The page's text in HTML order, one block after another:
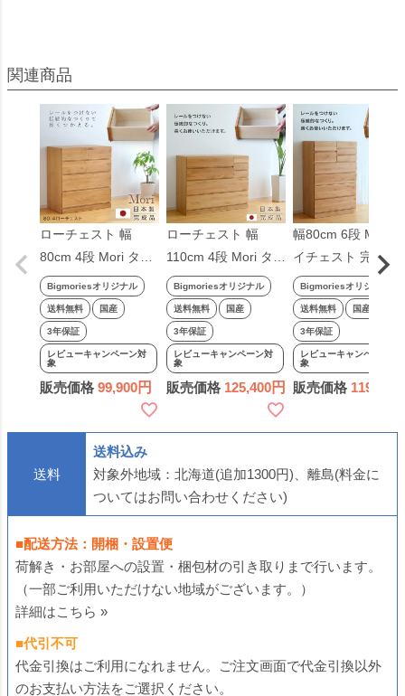
ローチェスト 幅
80cm 4段 Mori タン
ス チェスト 完成品
国産 日本製 天然木
小物収納 たんす フ
ォースター アルダー
材 子供 シンプル 木
製 ナチュラル 丈夫
Bigmoriesオリジナル
送料無料 国産
3年保証
レビューキャンペーン対
象
販売価格 99,900
ローチェスト 幅
110cm 4段 Mori タン
ス チェスト 完成品
国産 日本製 天然木
小物収納 たんす フ
ォースター アルダー
材 子供 シンプル 木
製 ナチュラル 丈夫
Bigmoriesオリジナル
送料無料 国産
3年保証
レビューキャンペーン対
象
販売価格 125,400
幅80cm 6段 Mori ハ
イチェスト 完成品
国産 チェスト タン
ス 日本製 天然木 小
物収納 たんす フォ
ースター アルダー
子供 シンプル 木製
ナチュラル 丈夫 ナ
リーズ
Bigmoriesオリジナル
送料無料 国産
3年保証
レビューキャンペーン対
象
販売価格 119,900
送料
送料込み
対象外地域：北海道(追加1300円)、離島(料金に
ついてはお問い合わせください)
■配送方法：開梱・設置便
荷解き・お部屋への設置・梱包材の引き取りまで行います。
（一部ご利用いただけない地域がございます。）
詳細はこちら »
■代引不可
代金引換はご利用になれません。ご注文画面で代金引換以外
のお支払い方法をご選択ください。